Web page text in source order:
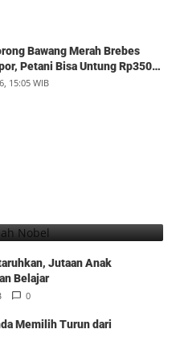
Bawang Merah Brebes
Petani Bisa Untung Rp350
15:05 WIB
Hadiah Nobel
Jutaan Anak
Belajar
0
Memilih Turun dari